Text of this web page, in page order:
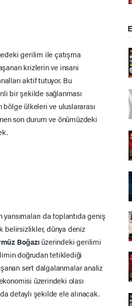
gerilim ile çatışma
krizlerin ve insani
aktif tutuyor. Bu
bir şekilde sağlanması
ülkeleri ve uluslararası
son durum ve önümüzdeki
da toplantıda geniş
belirsizlikler, dünya deniz
Boğazıüzerindeki gerilimi
doğrudan tetiklediği
sert dalgalanmalar analiz
üzerindeki olası
detaylı şekilde ele alınacak.